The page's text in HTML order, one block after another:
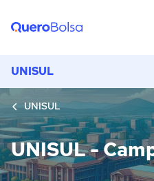
UNISUL
UNISUL
UNISUL -